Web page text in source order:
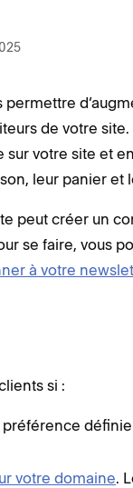
de votre
votre site et
leur panier
peut créer un
se faire, vous
à votre
si :
préférence
votre domaine.